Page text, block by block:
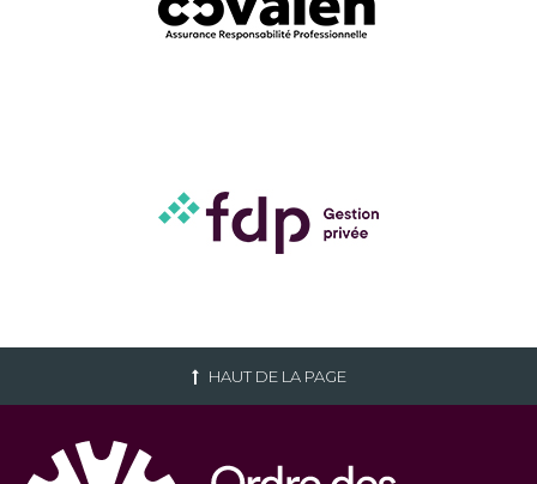
HAUT DE LA PAGE